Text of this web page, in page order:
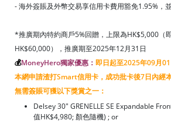
- 海外簽賬及外幣交易享信用卡費用豁免1.95%，
*推廣期內特約商戶5%回贈，上限為HK$5,000（
HK$60,000），推廣期至2025年12月31日
💰MoneyHero獨家優惠： 即日起至2025年09月
本網申請渣打Smart信用卡，成功批卡後7日內經
無需簽賬可獲以下獎賞之一：
Delsey 30" GRENELLE SE Expandable
值HK$4,980; 顏色隨機) ; or